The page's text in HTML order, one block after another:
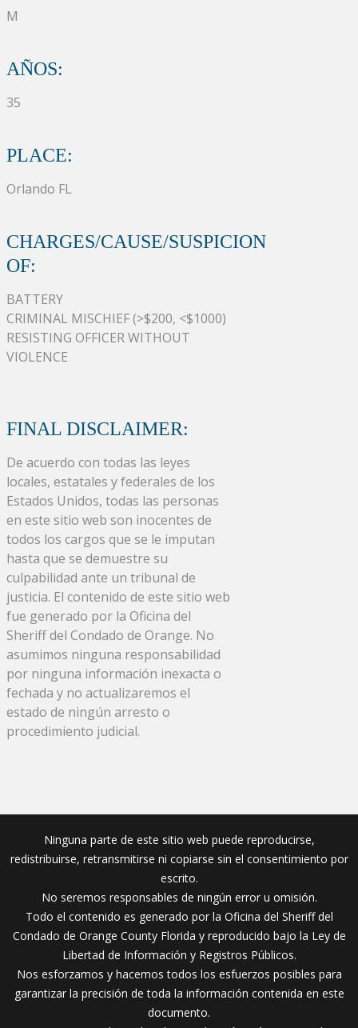
M
AÑOS:
35
PLACE:
Orlando FL
CHARGES/CAUSE/SUSPICION
OF:
BATTERY
CRIMINAL MISCHIEF (>$200, <$1000)
RESISTING OFFICER WITHOUT
VIOLENCE
FINAL DISCLAIMER:
De acuerdo con todas las leyes
locales, estatales y federales de los
Estados Unidos, todas las personas
en este sitio web son inocentes de
todos los cargos que se le imputan
hasta que se demuestre su
culpabilidad ante un tribunal de
justicia. El contenido de este sitio web
fue generado por la Oficina del
Sheriff del Condado de Orange. No
asumimos ninguna responsabilidad
por ninguna información inexacta o
fechada y no actualizaremos el
estado de ningún arresto o
procedimiento judicial.
Ninguna parte de este sitio web puede reproducirse,
redistribuirse, retransmitirse ni copiarse sin el consentimiento por
escrito.
No seremos responsables de ningún error u omisión.
Todo el contenido es generado por la Oficina del Sheriff del
Condado de Orange County Florida y reproducido bajo la Ley de
Libertad de Información y Registros Públicos.
Nos esforzamos y hacemos todos los esfuerzos posibles para
garantizar la precisión de toda la información contenida en este
documento.